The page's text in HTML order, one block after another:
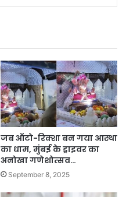
जब ऑटो-रिक्शा बन गया आस्था
का धाम, मुंबई के ड्राइवर का
अनोखा गणेशोत्सव…
September 8, 2025